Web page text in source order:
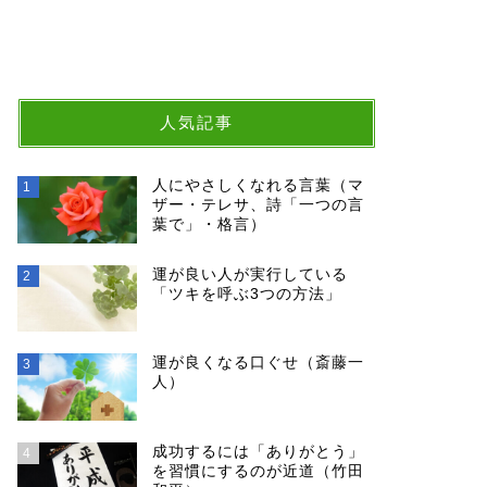
人気記事
1
人にやさしくなれる言葉（マ
ザー・テレサ、詩「一つの言
葉で」・格言）
2
運が良い人が実行している
「ツキを呼ぶ3つの方法」
3
運が良くなる口ぐせ（斎藤一
人）
4
成功するには「ありがとう」
を習慣にするのが近道（竹田